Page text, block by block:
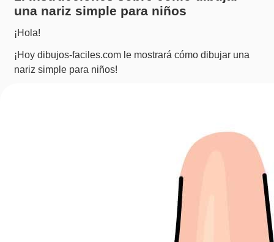
una nariz simple para niños
¡Hola!
¡Hoy dibujos-faciles.com le mostrará cómo dibujar una
nariz simple para niños!